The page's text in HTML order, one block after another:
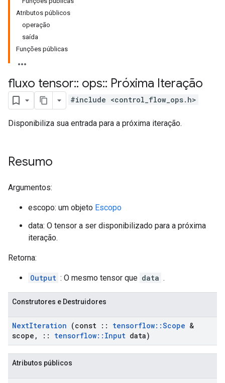
Atributos públicos
operação
saída
Funções públicas
fluxo tensor:: ops:: Próxima Iteração
#include <control_flow_ops.h>
Disponibiliza sua entrada para a próxima iteração.
Resumo
Argumentos:
escopo: um objeto Escopo
data: O tensor a ser disponibilizado para a próxima
iteração.
Retorna:
Output : O mesmo tensor que data .
Construtores e Destruidores
NextIteration (const :: tensorflow::Scope &
scope , :: tensorflow:: Input data)
Atributos públicos